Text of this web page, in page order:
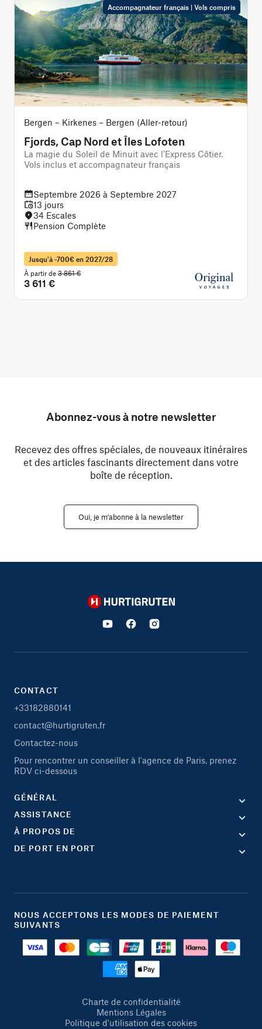
Accompagnateur français | Vols compris
Bergen – Kirkenes – Bergen (Aller-retour)
Fjords, Cap Nord et Îles Lofoten
La magie du Soleil de Minuit avec l’Express Côtier.
Vols inclus et accompagnateur français
Septembre 2026 à Septembre 2027
13 jours
34 Escales
Pension Complète
Jusqu'à -700€ en 2027/28
À partir de 3 861 €
3 611 €
Abonnez-vous à notre newsletter
Recevez des offres spéciales, de nouveaux itinéraires
et des articles fascinants directement dans votre
boîte de réception.
Oui, je m'abonne à la newsletter
Hurtigruten
CONTACT
+33182880141
contact@hurtigruten.fr
Contactez-nous
Pour rencontrer un conseiller à l'agence de Paris, prenez
RDV ci-dessous
GÉNÉRAL
ASSISTANCE
À PROPOS DE
DE PORT EN PORT
NOUS ACCEPTONS LES MODES DE PAIEMENT
SUIVANTS
Charte de confidentialité
Mentions Légales
Politique d'utilisation des cookies